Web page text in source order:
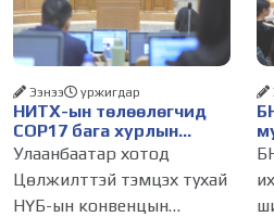
хэмжих хандлага газар
авч
НИТХ-ын төлөөлөгчид
COP17 бага хурлын
бэлтгэл ажлын талаар
мэдээлэл сонслоо
Ээнээ уржигдар
Улаанбаатар хотод
Цөлжилттэй тэмцэх тухай
НҮБ-ын конвенцын